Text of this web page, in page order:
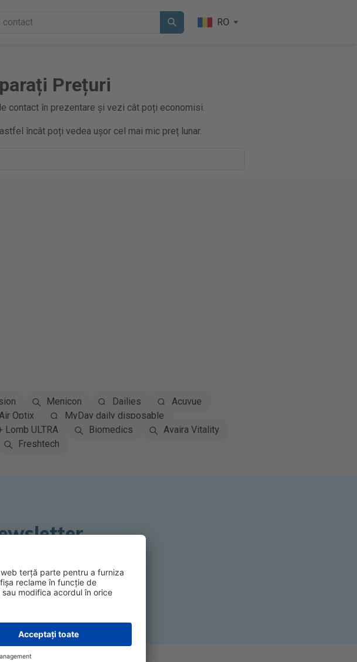
RO
Prețuri
contact în prezentare și vezi cât poți economisi.
încât poți vedea ușor cel mai mic preț lunar.
Menicon Dailies
Acuvue
Optix
MyDay daily disposable
Lomb ULTRA Biomedics
Avaira Vitality
Freshtech
Abonează-te